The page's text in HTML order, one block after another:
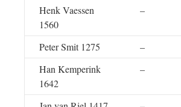
Henk Vaessen
1560
–
Peter Smit 1275 –
Han Kemperink
1642
–